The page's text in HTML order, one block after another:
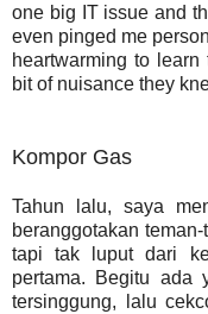
one big IT issue and
even pinged me
heartwarming to
bit of nuisance they
Kompor Gas
Tahun lalu, saya
beranggotakan
tapi tak luput dari
pertama. Begitu ada
tersinggung, lalu